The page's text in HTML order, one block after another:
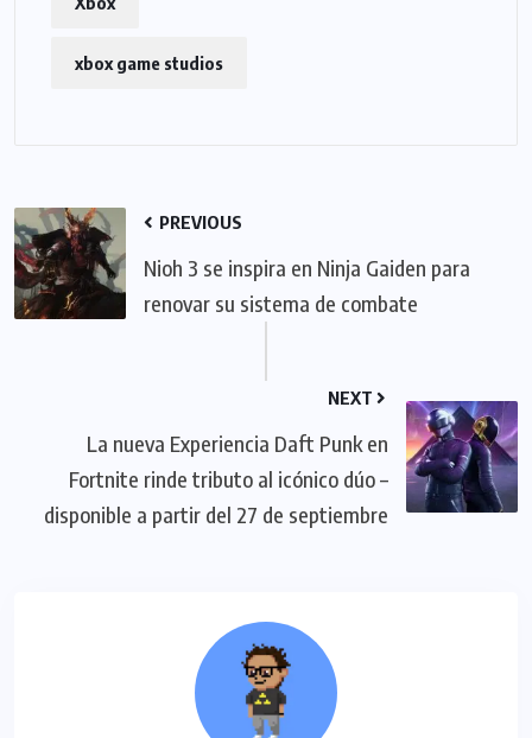
xbox game studios
PREVIOUS
Nioh 3 se inspira en Ninja Gaiden para
renovar su sistema de combate
NEXT
La nueva Experiencia Daft Punk en
Fortnite rinde tributo al icónico dúo –
disponible a partir del 27 de septiembre